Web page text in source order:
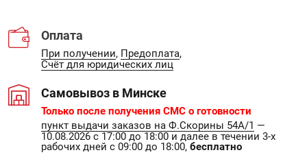
Оплата
При получении, Предоплата,
Счёт для юридических лиц
Самовывоз в Минске
Только после получения СМС о готовности
пункт выдачи заказов на Ф.Скорины 54А/1 —
10.08.2026 с 17:00 до 18:00 и далее в течении 3-х
рабочих дней с 09:00 до 18:00, бесплатно